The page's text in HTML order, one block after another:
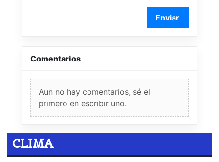
Enviar
Comentarios
Aun no hay comentarios, sé el
primero en escribir uno.
CLIMA